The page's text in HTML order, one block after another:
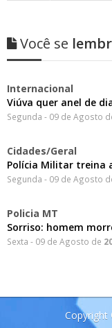
Você se
Internacional
Viúva quer anel de
Segunda - 09 de Agosto
Cidades/Geral
Polícia Militar treina
Segunda - 09 de Agosto
Policia MT
Sorriso: homem
Sexta - 09 de Agosto de
Copyright